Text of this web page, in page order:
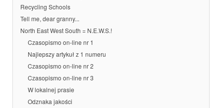
Recycling Schools
Tell me, dear granny...
North East West South = N.E.W.S.!
Czasopismo on-line nr 1
Najlepszy artykuł z 1 numeru
Czasopismo on-line nr 2
Czasopismo on-line nr 3
W lokalnej prasie
Odznaka jakości